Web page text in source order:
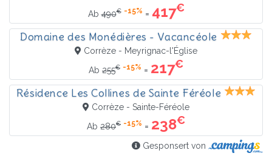
Ab490€ -15% = 417€
Domaine des Monédières - Vacancéole
Corrèze - Meyrignac-l'Église
Ab 255€ -15% = 217€
Résidence Les Collines de Sainte Féréole
Corrèze - Sainte-Féréole
Ab 280€ -15% = 238€
Gesponsert von